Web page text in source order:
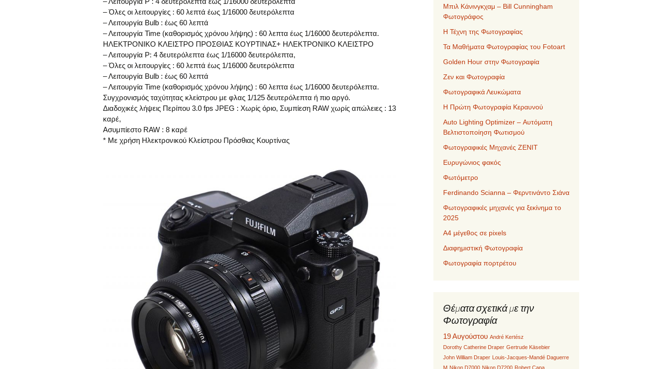
– Όλες οι λειτουργίες : 60 λεπτά έως 1/16000 δευτερόλεπτα
– Λειτουργία Bulb : έως 60 λεπτά
– Λειτουργία Time (καθορισμός χρόνου λήψης) : 60 λεπτα έως 1/16000 δευτερόλεπτα.
ΗΛΕΚΤΡΟΝΙΚΟ ΚΛΕΙΣΤΡΟ ΠΡΟΣΘΙΑΣ ΚΟΥΡΤΙΝΑΣ+ ΗΛΕΚΤΡΟΝΙΚΟ ΚΛΕΙΣΤΡΟ
– Λειτουργία Ρ: 4 δευτερόλεπτα έως 1/16000 δευτερόλεπτα,
– Όλες οι λειτουργίες : 60 λεπτά έως 1/16000 δευτερόλεπτα
– Λειτουργία Bulb : έως 60 λεπτά
– Λειτουργία Time (καθορισμός χρόνου λήψης) : 60 λεπτα έως 1/16000 δευτερόλεπτα.
Συγχρονισμός ταχύτητας κλείστρου με φλας 1/125 δευτερόλεπτα ή πιο αργό.
Διαδοχικές λήψεις Περίπου 3.0 fps JPEG : Χωρίς όριο, Συμπίεση RAW χωρίς απώλειες : 13
καρέ,
Ασυμπίεστο RAW : 8 καρέ
* Με χρήση Ηλεκτρονικού Κλείστρου Πρόσθιας Κουρτίνας
Μπιλ Κάνινγκχαμ – Bill Cunningham
Φωτογράφος
Η Τέχνη της Φωτογραφίας
Τα Μαθήματα Φωτογραφίας του Fotoart
Golden Hour στην Φωτογραφία
Ζεν και Φωτογραφία
Φωτογραφικά Λευκώματα
Η Πρώτη Φωτογραφία Κεραυνού
Auto Lighting Optimizer – Αυτόματη
Βελτιστοποίηση Φωτισμού
Φωτογραφικές Μηχανές ZENIT
Ευρυγώνιος φακός
Φωτόμετρο
Ferdinando Scianna – Φερντινάντο Σιάνα
Φωτογραφικές μηχανές για ξεκίνημα το
2025
Α4 μέγεθος σε pixels
Διαφημιστική Φωτογραφία
Φωτογραφία πορτρέτου
Θέματα σχετικά με την
Φωτογραφία
19 Αυγούστου André Kertész
Dorothy Catherine Draper Gertrude Käsebier
John William Draper Louis-Jacques-Mandé Daguerre
M Nikon D7000 Nikon D7200 Robert Capa